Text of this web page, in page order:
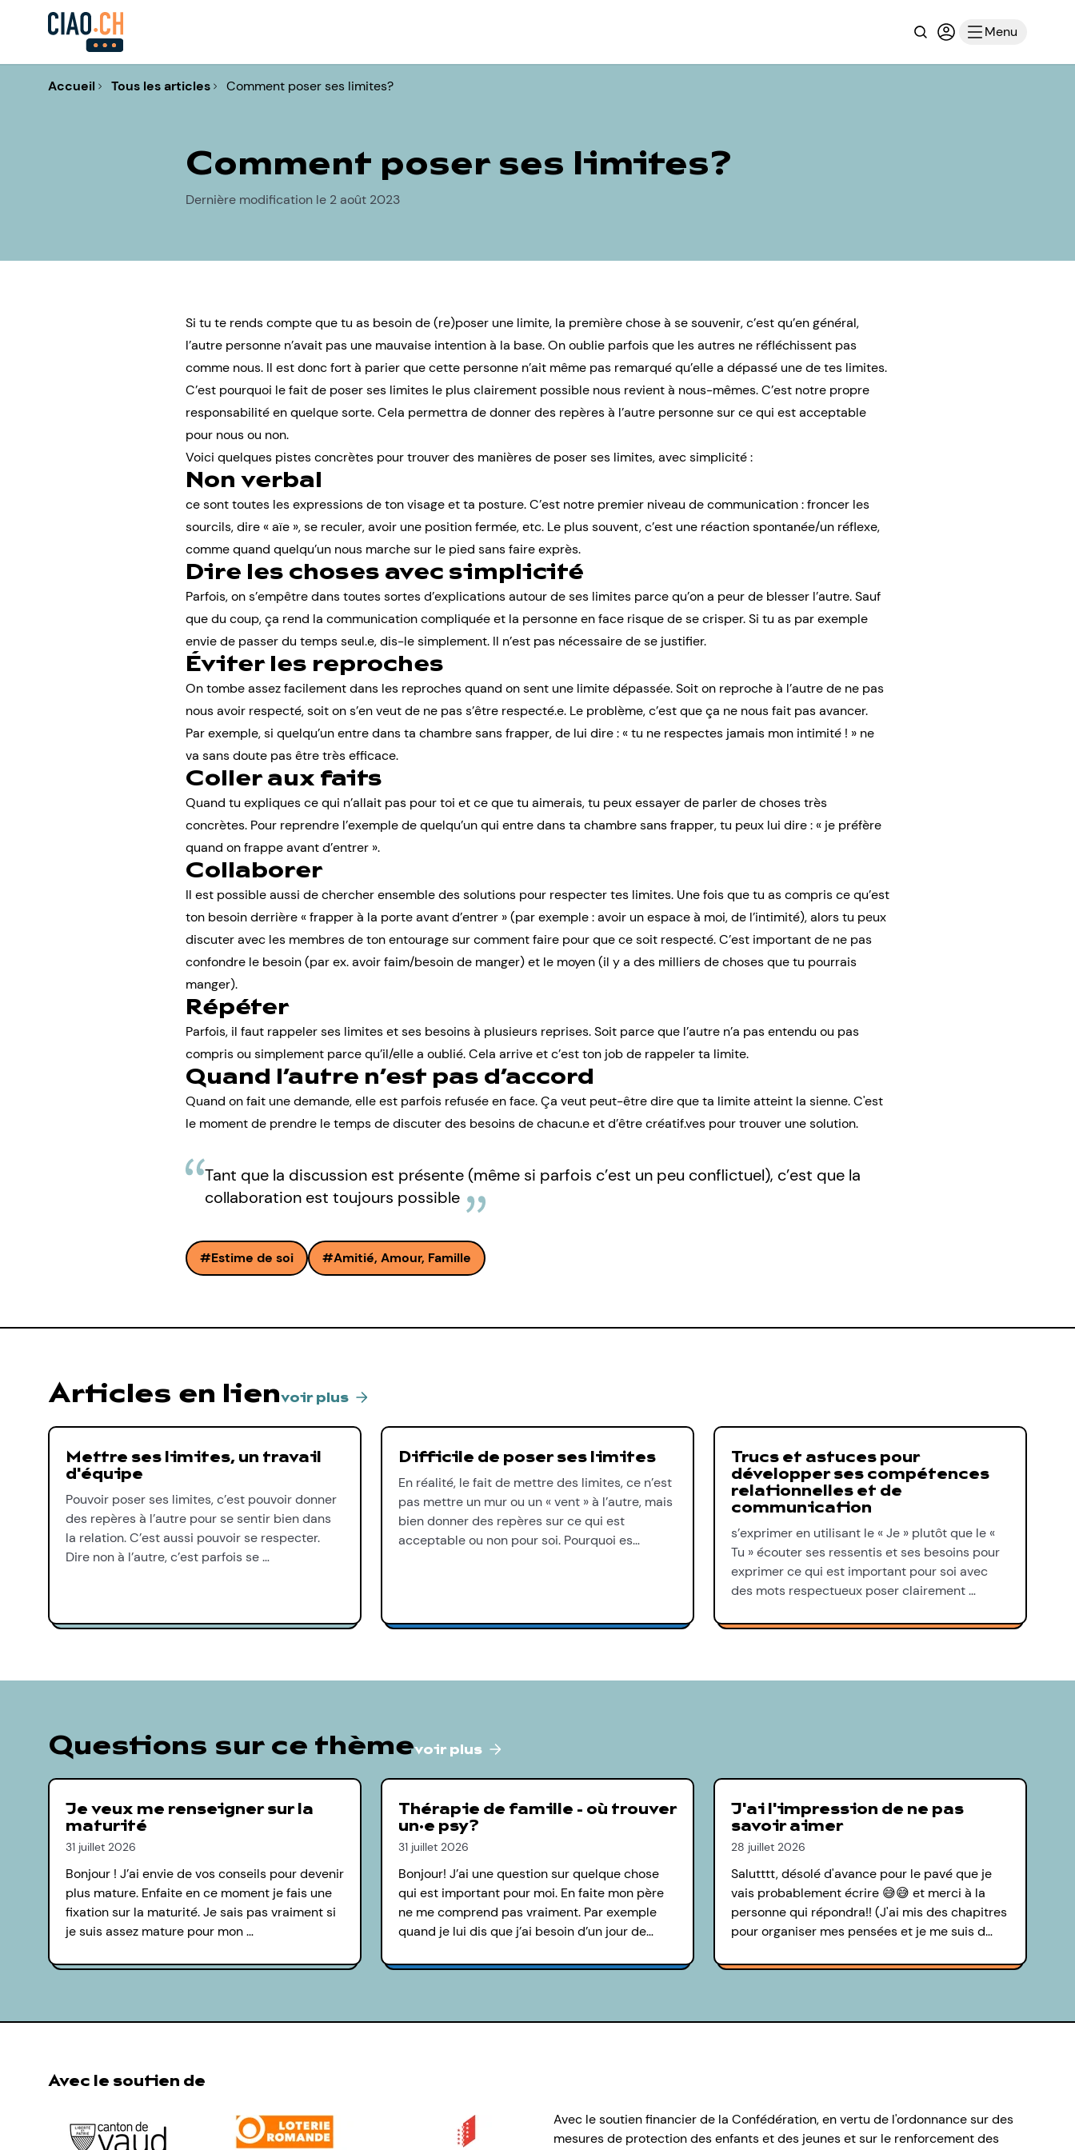
RechercheConnexion ou
Menu
Accueil Tous les articles Comment poser ses limites?
Comment poser ses limites?
Dernière modification le 2 août 2023
Si tu te rends compte que tu as besoin de (re)poser une limite, la première chose à se souvenir, c’est qu’en général,
l’autre personne n’avait pas une mauvaise intention à la base. On oublie parfois que les autres ne réfléchissent pas
comme nous. Il est donc fort à parier que cette personne n’ait même pas remarqué qu’elle a dépassé une de tes limites.
C’est pourquoi le fait de poser ses limites le plus clairement possible nous revient à nous-mêmes. C’est notre propre
responsabilité en quelque sorte. Cela permettra de donner des repères à l’autre personne sur ce qui est acceptable
pour nous ou non.
Voici quelques pistes concrètes pour trouver des manières de poser ses limites, avec simplicité :
Non verbal
ce sont toutes les expressions de ton visage et ta posture. C’est notre premier niveau de communication : froncer les
sourcils, dire « aïe », se reculer, avoir une position fermée, etc. Le plus souvent, c’est une réaction spontanée/un réflexe,
comme quand quelqu’un nous marche sur le pied sans faire exprès.
Dire les choses avec simplicité
Parfois, on s’empêtre dans toutes sortes d’explications autour de ses limites parce qu’on a peur de blesser l’autre. Sauf
que du coup, ça rend la communication compliquée et la personne en face risque de se crisper. Si tu as par exemple
envie de passer du temps seul.e, dis-le simplement. Il n’est pas nécessaire de se justifier.
Éviter les reproches
On tombe assez facilement dans les reproches quand on sent une limite dépassée. Soit on reproche à l’autre de ne pas
nous avoir respecté, soit on s’en veut de ne pas s’être respecté.e. Le problème, c’est que ça ne nous fait pas avancer.
Par exemple, si quelqu’un entre dans ta chambre sans frapper, de lui dire : « tu ne respectes jamais mon intimité ! » ne
va sans doute pas être très efficace.
Coller aux faits
Quand tu expliques ce qui n’allait pas pour toi et ce que tu aimerais, tu peux essayer de parler de choses très
concrètes. Pour reprendre l’exemple de quelqu’un qui entre dans ta chambre sans frapper, tu peux lui dire : « je préfère
quand on frappe avant d’entrer ».
Collaborer
Il est possible aussi de chercher ensemble des solutions pour respecter tes limites. Une fois que tu as compris ce qu’est
ton besoin derrière « frapper à la porte avant d’entrer » (par exemple : avoir un espace à moi, de l’intimité), alors tu peux
discuter avec les membres de ton entourage sur comment faire pour que ce soit respecté. C’est important de ne pas
confondre le besoin (par ex. avoir faim/besoin de manger) et le moyen (il y a des milliers de choses que tu pourrais
manger).
Répéter
Parfois, il faut rappeler ses limites et ses besoins à plusieurs reprises. Soit parce que l’autre n’a pas entendu ou pas
compris ou simplement parce qu’il/elle a oublié. Cela arrive et c’est ton job de rappeler ta limite.
Quand l’autre n’est pas d’accord
Quand on fait une demande, elle est parfois refusée en face. Ça veut peut-être dire que ta limite atteint la sienne. C'est
le moment de prendre le temps de discuter des besoins de chacun.e et d’être créatif.ves pour trouver une solution.
Tant que la discussion est présente (même si parfois c’est un peu conflictuel), c’est que la
collaboration est toujours possible
Estime de soi Amitié, Amour, Famille
Articles en lienvoir plus
Mettre ses limites, un travail
d'équipe
Pouvoir poser ses limites, c’est pouvoir donner
des repères à l’autre pour se sentir bien dans
la relation. C’est aussi pouvoir se respecter.
Dire non à l’autre, c’est parfois se …
Difficile de poser ses limites
En réalité, le fait de mettre des limites, ce n’est
pas mettre un mur ou un « vent » à l’autre, mais
bien donner des repères sur ce qui est
acceptable ou non pour soi. Pourquoi es…
Trucs et astuces pour
développer ses compétences
relationnelles et de
communication
s’exprimer en utilisant le « Je » plutôt que le «
Tu » écouter ses ressentis et ses besoins pour
exprimer ce qui est important pour soi avec
des mots respectueux poser clairement …
Questions sur ce thèmevoir plus
Je veux me renseigner sur la
maturité
31 juillet 2026
Bonjour ! J’ai envie de vos conseils pour devenir
plus mature. Enfaite en ce moment je fais une
fixation sur la maturité. Je sais pas vraiment si
je suis assez mature pour mon …
Thérapie de famille - où trouver
un·e psy?
31 juillet 2026
Bonjour! J’ai une question sur quelque chose
qui est important pour moi. En faite mon père
ne me comprend pas vraiment. Par exemple
quand je lui dis que j’ai besoin d’un jour de…
J'ai l'impression de ne pas
savoir aimer
28 juillet 2026
Salutttt, désolé d'avance pour le pavé que je
vais probablement écrire 😅😅 et merci à la
personne qui répondra!! (J'ai mis des chapitres
pour organiser mes pensées et je me suis d…
Avec le soutien de
Avec le soutien financier de la Confédération, en vertu de l'ordonnance sur des
mesures de protection des enfants et des jeunes et sur le renforcement des